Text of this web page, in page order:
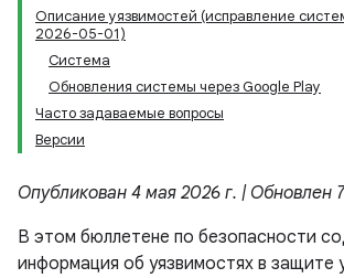
Описание уязвимостей (исправление
2026-05-01)
Система
Обновления системы через Google Play
Часто задаваемые вопросы
Версии
Опубликован 4 мая 2026 г. | Обновлен
В этом бюллетене по безопасности
информация об уязвимостях в защите